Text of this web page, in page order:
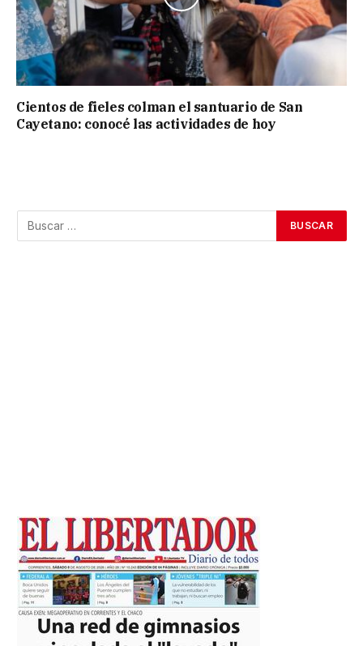
Cientos de fieles colman el santuario de San
Cayetano: conocé las actividades de hoy